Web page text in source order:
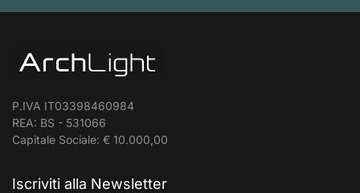
P.IVA IT03398460984
REA: BS - 531066
Capitale Sociale: € 10.000,00
Iscriviti alla Newsletter